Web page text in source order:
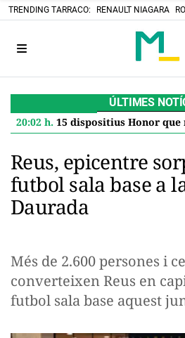
TRENDING TARRACO: RENAULT NIAGARA
ÚLTIMES
20:02 h. 15 dispositius Honor que rebran MagicOS 11
Reus, epicentre
futbol sala base a
Daurada
Més de 2.600 persones i
converteixen Reus en
futbol sala base aquest